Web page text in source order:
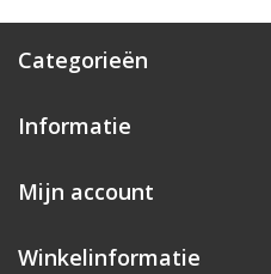
Categorieën
Informatie
Mijn account
Winkelinformatie